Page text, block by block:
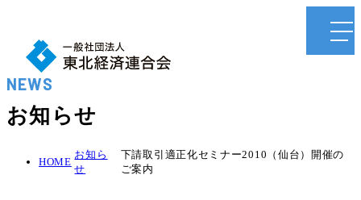
NEWS
お知らせ
HOME
お知ら
せ
下請取引適正化セミナー2010（仙台）開催の
ご案内